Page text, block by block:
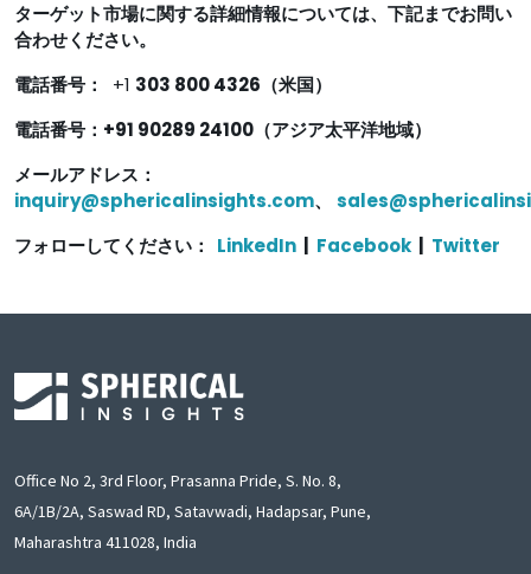
ターゲット市場に関する詳細情報については、下記までお問い
合わせください。
電話番号：
+1 303 800 4326（米国）
電話番号：+91 90289 24100（アジア太平洋地域）
メールアドレス：
inquiry@sphericalinsights.com、
フォローしてください： LinkedIn Facebook Twitter
Office No 2, 3rd Floor, Prasanna Pride, S. No. 8,
6A/1B/2A, Saswad RD, Satavwadi, Hadapsar, Pune,
Maharashtra 411028, India